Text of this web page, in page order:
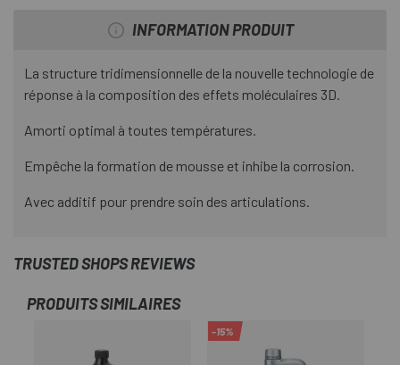
INFORMATION PRODUIT
La structure tridimensionnelle de la nouvelle technologie de
réponse à la composition des effets moléculaires 3D.
Amorti optimal à toutes températures.
Empêche la formation de mousse et inhibe la corrosion.
Avec additif pour prendre soin des articulations.
TRUSTED SHOPS REVIEWS
PRODUITS SIMILAIRES
-15%